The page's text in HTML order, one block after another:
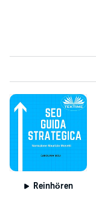
Reinhören